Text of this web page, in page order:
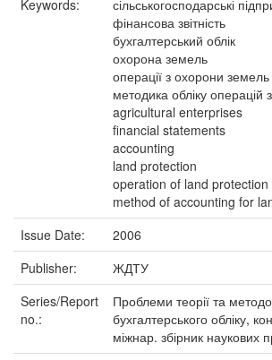
Keywords:
сільськогосподарські
фінансова звітність
бухгалтерський облік
охорона земель
операції з охорони земель
методика обліку
agricultural enterprises
financial statements
accounting
land protection
operation of land protection
method of accounting for
Issue Date:
2006
Publisher:
ЖДТУ
Series/Report
no.:
Проблеми теорії та
бухгалтерського обліку,
міжнар. збірник наукових